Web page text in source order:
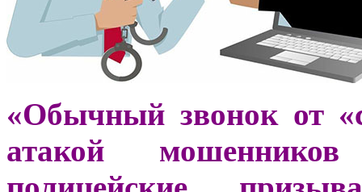
«Обычный звонок от
атакой